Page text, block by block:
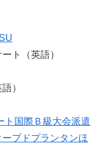
ト（英語）
）
ト国際Ｂ級大会派遣
プドプランタンほ